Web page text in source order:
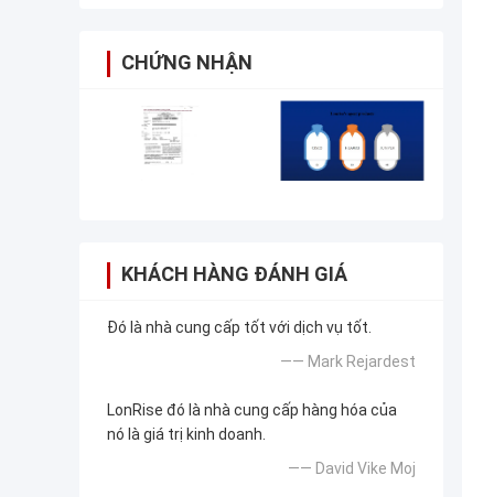
CHỨNG NHẬN
KHÁCH HÀNG ĐÁNH GIÁ
Đó là nhà cung cấp tốt với dịch vụ tốt.
—— Mark Rejardest
LonRise đó là nhà cung cấp hàng hóa của
nó là giá trị kinh doanh.
—— David Vike Moj